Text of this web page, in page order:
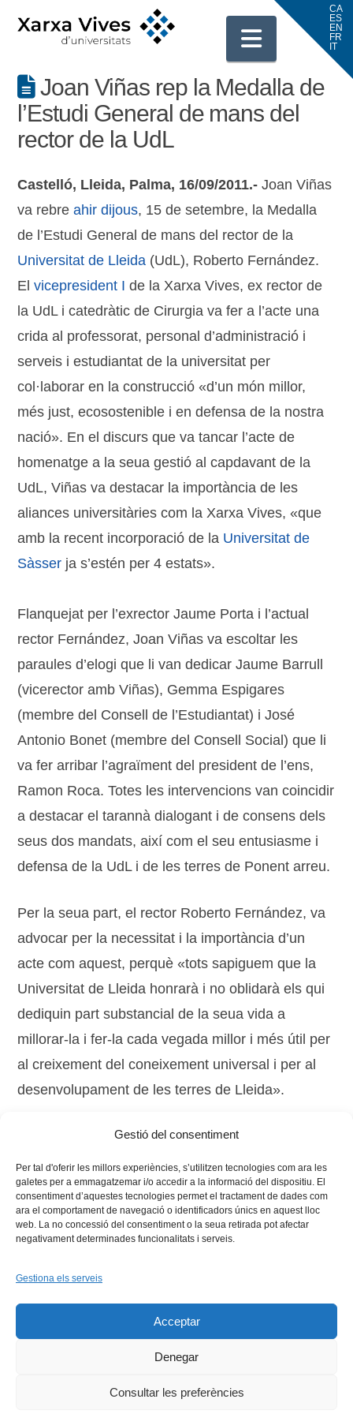
Gestió del consentiment
Per tal d'oferir les millors experiències, s’utilitzen tecnologies com ara les
galetes per a emmagatzemar i/o accedir a la informació del dispositiu. El
consentiment d’aquestes tecnologies permet el tractament de dades com
ara el comportament de navegació o identificadors únics en aquest lloc
web. La no concessió del consentiment o la seua retirada pot afectar
negativament determinades funcionalitats i serveis.
Gestiona els serveis
Acceptar
Denegar
Consultar les preferències
Joan Viñas rep la Medalla de
l’Estudi General de mans del
rector de la UdL
Castelló, Lleida, Palma, 16/09/2011.- Joan Viñas
va rebreahir dijous, 15 de setembre, la Medalla
de l’Estudi General de mans del rector de la
Universitat de Lleida (UdL), Roberto Fernández.
Elvicepresident I de la Xarxa Vives, ex rector de
la UdL i catedràtic de Cirurgia va fer a l’acte una
crida al professorat, personal d’administració i
serveis i estudiantat de la universitat per
col·laborar en la construcció «d’un món millor,
més just, ecosostenible i en defensa de la nostra
nació». En el discurs que va tancar l’acte de
homenatge a la seua gestió al capdavant de la
UdL, Viñas va destacar la importància de les
aliances universitàries com la Xarxa Vives, «que
amb la recent incorporació de la Universitat de
Sàsser ja s’estén per 4 estats».
Flanquejat per l’exrector Jaume Porta i l’actual
rector Fernández, Joan Viñas va escoltar les
paraules d’elogi que li van dedicar Jaume Barrull
(vicerector amb Viñas), Gemma Espigares
(membre del Consell de l’Estudiantat) i José
Antonio Bonet (membre del Consell Social) que li
va fer arribar l’agraïment del president de l’ens,
Ramon Roca. Totes les intervencions van coincidir
a destacar el tarannà dialogant i de consens dels
seus dos mandats, així com el seu entusiasme i
defensa de la UdL i de les terres de Ponent arreu.
Per la seua part, el rector Roberto Fernández, va
advocar per la necessitat i la importància d’un
acte com aquest, perquè «tots sapiguem que la
Universitat de Lleida honrarà i no oblidarà els qui
dediquin part substancial de la seua vida a
millorar-la i fer-la cada vegada millor i més útil per
al creixement del coneixement universal i per al
desenvolupament de les terres de Lleida».
compromís cívic,història
Instagram
Flickr
INICI QUI SOM
PROGRAMES
DESENVOLUPAMENT SOSTENIBLE
AVÍS LEGAL
Copyright © 2026 - Xarxa Vives d'Universitats